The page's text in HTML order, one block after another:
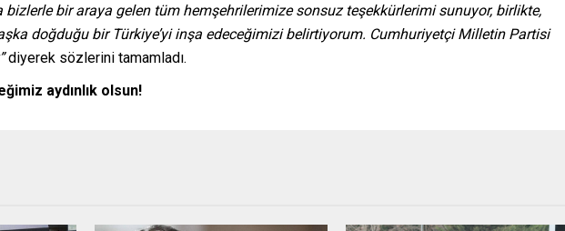
bizlerle bir araya gelen tüm hemşehrilerimize sonsuz teşekkürlerimi sunuyor, birlikte,
doğduğu bir Türkiye’yi inşa edeceğimizi belirtiyorum. Cumhuriyetçi Milletin Partisi
diyerek sözlerini tamamladı.
aydınlık olsun!